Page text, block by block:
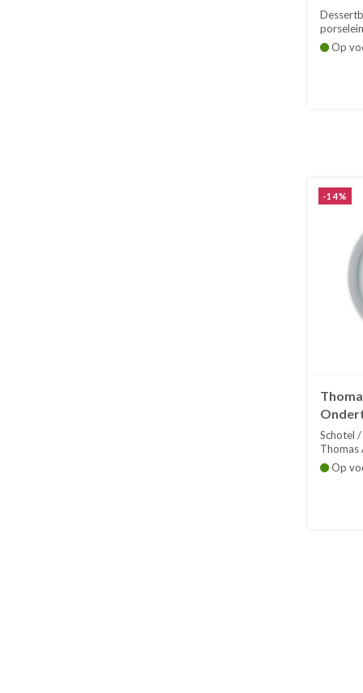
Op
-14%
wit
Schotel
Thomas
Op